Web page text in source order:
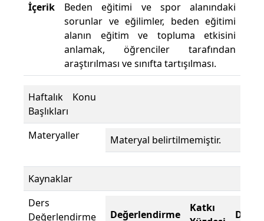
İçerik
Beden eğitimi ve spor alanındaki
sorunlar ve eğilimler, beden eğitimi
alanın eğitim ve topluma etkisini
anlamak, öğrenciler tarafından
araştırılması ve sınıfta tartışılması.
Haftalık Konu
Başlıkları
Materyaller
Materyal belirtilmemiştir.
Kaynaklar
Ders
Değerlendirme
Değerlendirme
Katkı